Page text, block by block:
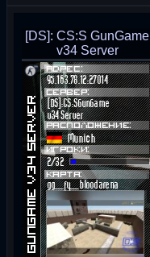
[DS]: CS:S GunGame
v34 Server